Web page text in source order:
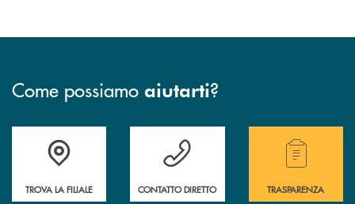
Come possiamo aiutarti?
Accedi all' elenco completo delle filiali .
TROVA LA FILIALE
Hai bisogno di assistenza immediata ?
CONTATTO DIRETTO
Hai bisogno di
TRASPARENZA